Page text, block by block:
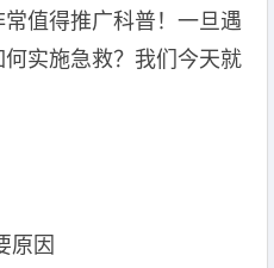
值得推广科普！一旦遇
实施急救？我们今天就
原因